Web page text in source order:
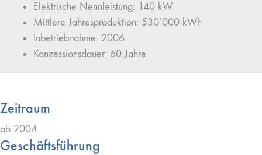
Elektrische Nennleistung: 140 kW
Mittlere Jahresproduktion: 530’000 kWh
Inbetriebnahme: 2006
Konzessionsdauer: 60 Jahre
Zeitraum
ab 2004
Geschäftsführung